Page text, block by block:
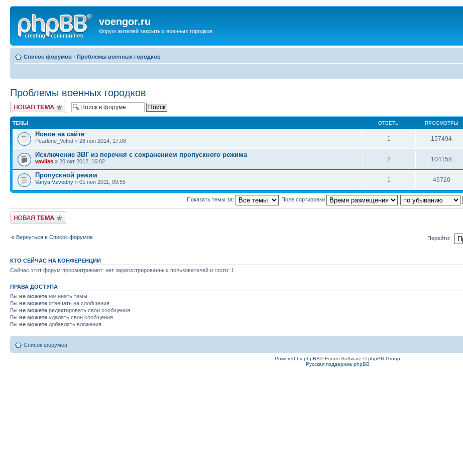
voengor.ru
Форум жителей закрытых военных городков
Список форумов ‹ Проблемы военных городков
Проблемы военных городков
Новая тема
ТЕМЫ ОТВЕТЫ ПРОСМОТРЫ
Новое на сайте
Pearlene_VeInd » 28 ноя 2014, 17:08 1 157494
Исключение ЗВГ из перечня с сохранением пропускного режима
vavilas » 20 окт 2012, 16:02 2 104158
Пропускной режим
Vanya Vzvodny » 01 ноя 2011, 09:55 1 45720
Показать темы за: Поле сортировки
Новая тема
Вернуться в Список форумов Перейти:
КТО СЕЙЧАС НА КОНФЕРЕНЦИИ
Сейчас этот форум просматривают: нет зарегистрированных пользователей и гости: 1
ПРАВА ДОСТУПА
Вы не можете начинать темы
Вы не можете отвечать на сообщения
Вы не можете редактировать свои сообщения
Вы не можете удалять свои сообщения
Вы не можете добавлять вложения
Список форумов
Powered by phpBB® Forum Software © phpBB Group
Русская поддержка phpBB